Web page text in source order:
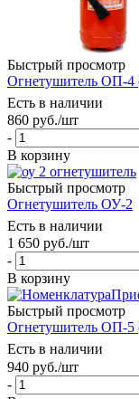
Быстрый просмотр
Огнетушитель ОП-
Есть в наличии
860 руб./шт
-
В корзину
Быстрый просмотр
Огнетушитель ОУ-2
Есть в наличии
1 650 руб./шт
-
В корзину
Быстрый просмотр
Огнетушитель ОП-
Есть в наличии
940 руб./шт
-